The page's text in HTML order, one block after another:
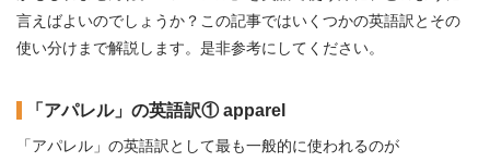
言えばよいのでしょうか？この記事ではいくつかの英語訳とその
使い分けまで解説します。是非参考にしてください。
「アパレル」の英語訳① apparel
「アパレル」の英語訳として最も一般的に使われるのが